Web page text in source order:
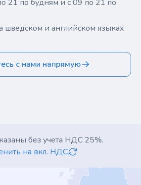
21 по будням и с 09 по 21 по
и английском языках
с нами напрямую
без учета НДС 25%.
на вкл. НДС